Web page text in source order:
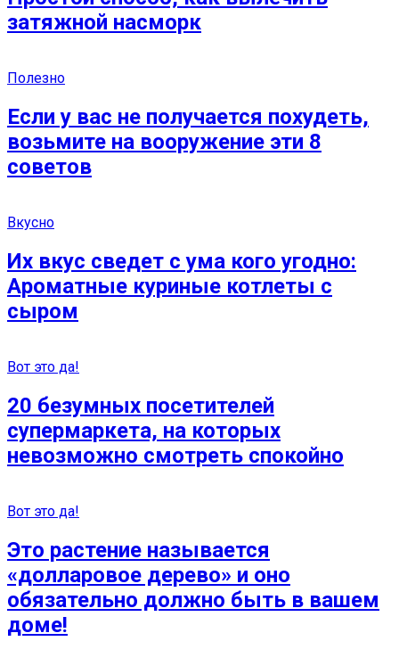
затяжной насморк
Полезно
Если у вас не получается похудеть,
возьмите на вооружение эти 8
советов
Вкусно
Их вкус сведет с ума кого угодно:
Ароматные куриные котлеты с
сыром
Вот это да!
20 безумных посетителей
супермаркета, на которых
невозможно смотреть спокойно
Вот это да!
Это растение называется
«долларовое дерево» и оно
обязательно должно быть в вашем
доме!